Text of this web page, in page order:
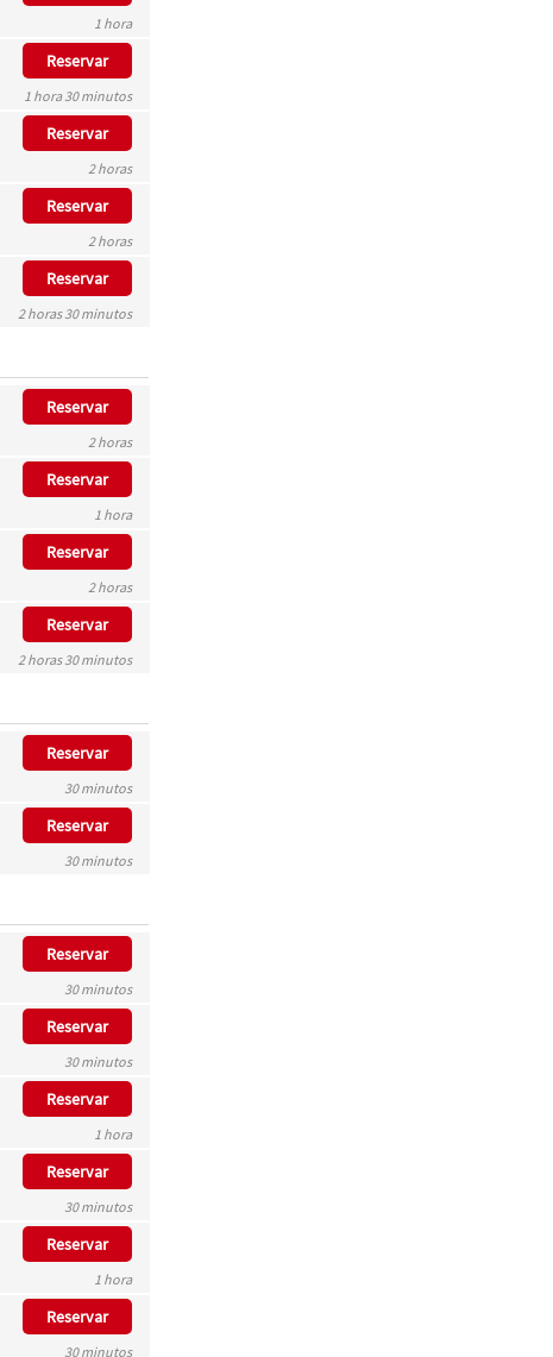
1 hora
Reservar
1 hora 30 minutos
Reservar
2 horas
Reservar
2 horas
Reservar
2 horas 30 minutos
Reservar
2 horas
Reservar
1 hora
Reservar
2 horas
Reservar
2 horas 30 minutos
Reservar
30 minutos
Reservar
30 minutos
Reservar
30 minutos
Reservar
30 minutos
Reservar
1 hora
Reservar
30 minutos
Reservar
1 hora
Reservar
30 minutos